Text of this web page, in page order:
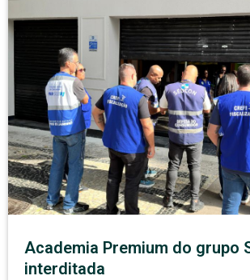
Academia Premium do grupo
interditada